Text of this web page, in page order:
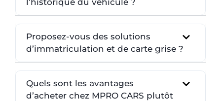
Proposez-vous des solutions
d’immatriculation et de carte grise ?
Quels sont les avantages
d’acheter chez MPRO CARS plutôt